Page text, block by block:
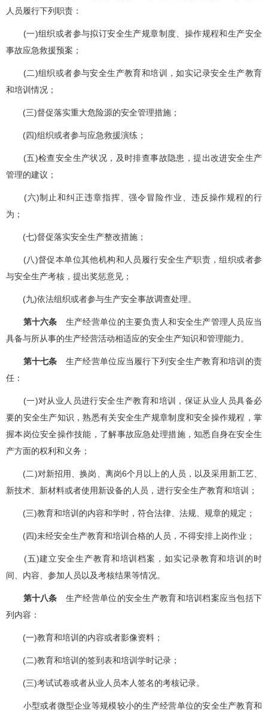
人员履行下列职责：
(一)组织或者参与拟订安全生产规章制度、操作规程和生产安全
事故应急救援预案；
(二)组织或者参与安全生产教育和培训，如实记录安全生产教育
和培训情况；
(三)督促落实重大危险源的安全管理措施；
(四)组织或者参与应急救援演练；
(五)检查安全生产状况，及时排查事故隐患，提出改进安全生产
管理的建议；
(六)制止和纠正违章指挥、强令冒险作业、违反操作规程的行
为；
(七)督促落实安全生产整改措施；
(八)督促本单位其他机构和人员履行安全生产职责，组织或者参
与安全生产考核，提出奖惩意见；
(九)依法组织或者参与生产安全事故调查处理。
第十六条 生产经营单位的主要负责人和安全生产管理人员应当
具备与所从事的生产经营活动相适应的安全生产知识和管理能力。
第十七条 生产经营单位应当履行下列安全生产教育和培训的责
任：
(一)对从业人员进行安全生产教育和培训，保证从业人员具备必
要的安全生产知识，熟悉有关安全生产规章制度和安全操作规程，掌
握本岗位安全操作技能，了解事故应急处理措施，知悉自身在安全生
产方面的权利和义务；
(二)对新招用、换岗、离岗6个月以上的人员，以及采用新工艺、
新技术、新材料或者使用新设备的人员，进行安全生产教育和培训；
(三)教育和培训的内容和学时，符合法律、法规、规章的规定；
(四)未经安全生产教育和培训合格的人员，不得安排上岗作业；
(五)建立安全生产教育和培训档案，如实记录教育和培训的时
间、内容、参加人员以及考核结果等情况。
第十八条 生产经营单位的安全生产教育和培训档案应当包括下
列内容：
(一)教育和培训的内容或者影像资料；
(二)教育和培训的签到表和培训学时记录；
(三)考试试卷或者从业人员本人签名的考核记录。
小型或者微型企业等规模较小的生产经营单位的安全生产教育和